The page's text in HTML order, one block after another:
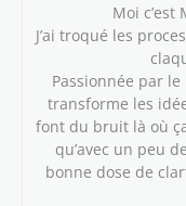
Moi c’est
J’ai troqué les
Passionnée par le
transforme les
font du bruit là où
qu’avec un peu
bonne dose de